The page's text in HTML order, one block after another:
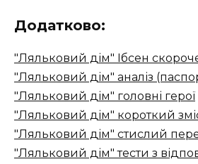
Додатково:
"Ляльковий дім" Ібсен
"Ляльковий дім" аналіз
"Ляльковий дім" головні герої
"Ляльковий дім" короткий
"Ляльковий дім" стислий
"Ляльковий дім" тести з